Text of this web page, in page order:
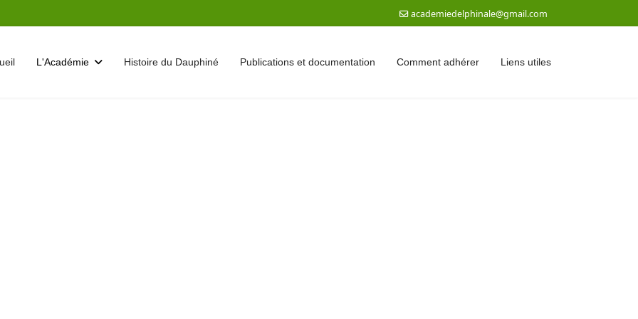
academiedelphinale@gmail.com
L'Académie Histoire du Dauphiné Publications et documentation Comment adhérer Liens utiles